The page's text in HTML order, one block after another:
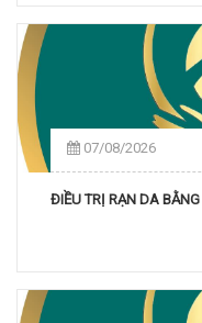
07/08/2026
ĐIỀU TRỊ RẠN DA